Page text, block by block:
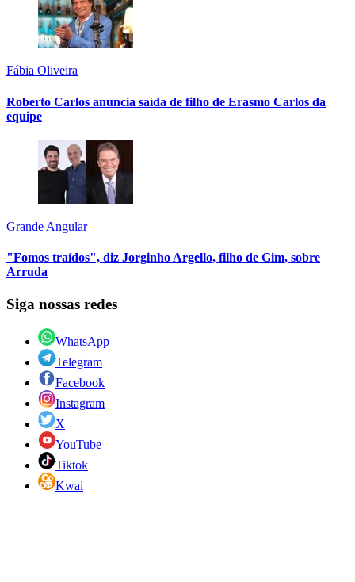
Fábia Oliveira
Roberto Carlos anuncia saída de filho de Erasmo Carlos da
equipe
Grande Angular
"Fomos traídos", diz Jorginho Argello, filho de Gim, sobre
Arruda
Siga nossas redes
WhatsApp
Telegram
Facebook
Instagram
X
YouTube
Tiktok
Kwai